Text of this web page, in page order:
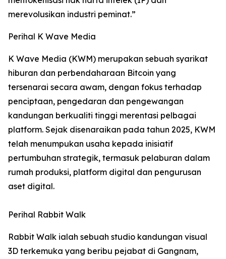
merevolusikan industri peminat.”
Perihal K Wave Media
K Wave Media (KWM) merupakan sebuah syarikat
hiburan dan perbendaharaan Bitcoin yang
tersenarai secara awam, dengan fokus terhadap
penciptaan, pengedaran dan pengewangan
kandungan berkualiti tinggi merentasi pelbagai
platform. Sejak disenaraikan pada tahun 2025, KWM
telah menumpukan usaha kepada inisiatif
pertumbuhan strategik, termasuk pelaburan dalam
rumah produksi, platform digital dan pengurusan
aset digital.
Perihal Rabbit Walk
Rabbit Walk ialah sebuah studio kandungan visual
3D terkemuka yang beribu pejabat di Gangnam,